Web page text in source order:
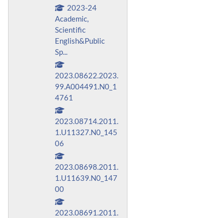
2023-24
Academic,
Scientific
English&Public
Sp...
2023.08622.2023.
99.A004491.N0_1
4761
2023.08714.2011.
1.U11327.N0_145
06
2023.08698.2011.
1.U11639.N0_147
00
2023.08691.2011.